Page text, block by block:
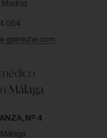
054
galmiche.com
Málaga
Nº 4